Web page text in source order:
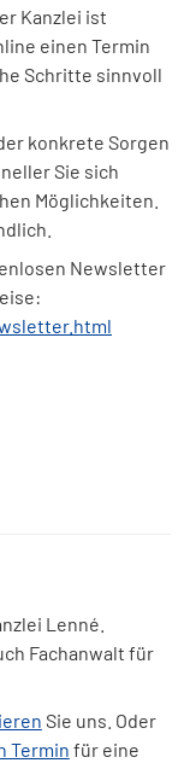
Kanzlei ist
einen Termin
Schritte sinnvoll
konkrete Sorgen
Sie sich
Möglichkeiten.
Newsletter
Lenné.
Fachanwalt für
Sie uns. Oder
Termin für eine